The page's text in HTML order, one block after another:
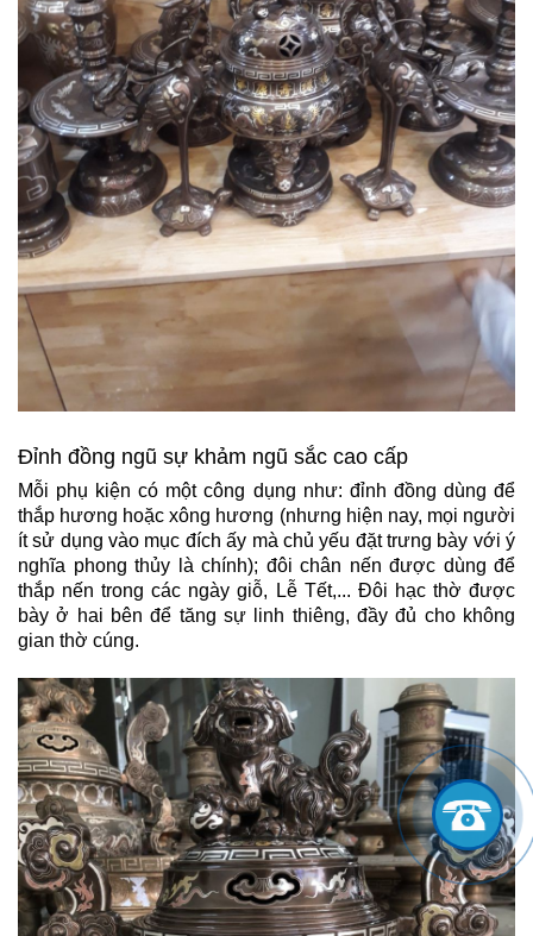
Đỉnh đồng ngũ sự khảm ngũ sắc cao cấp
Mỗi phụ kiện có một công dụng như: đỉnh đồng dùng để
thắp hương hoặc xông hương (nhưng hiện nay, mọi người
ít sử dụng vào mục đích ấy mà chủ yếu đặt trưng bày với ý
nghĩa phong thủy là chính); đôi chân nến được dùng để
thắp nến trong các ngày giỗ, Lễ Tết,... Đôi hạc thờđược
bày ở hai bên để tăng sự linh thiêng, đầy đủ cho không
gian thờ cúng.